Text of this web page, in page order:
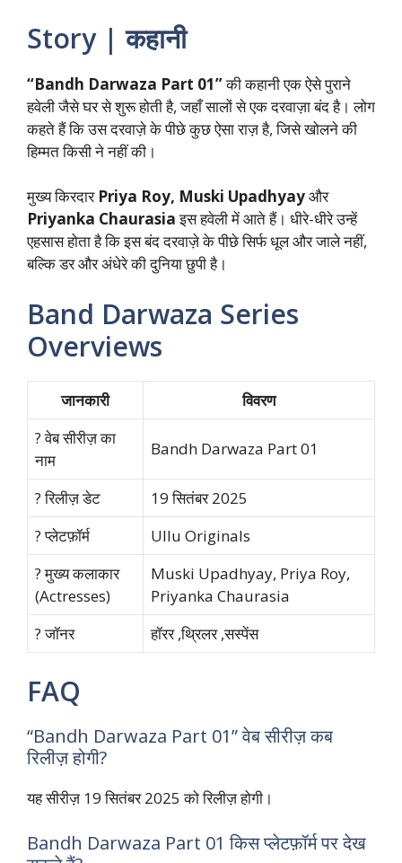
Story | कहानी
“Bandh Darwaza Part 01”की कहानी एक ऐसे पुराने
हवेली जैसे घर से शुरू होती है, जहाँ सालों से एक दरवाज़ा बंद है। लोग
कहते हैं कि उस दरवाज़े के पीछे कुछ ऐसा राज़ है, जिसे खोलने की
हिम्मत किसी ने नहीं की।
मुख्य किरदार Priya Roy, Muski Upadhyayऔर
Priyanka Chaurasiaइस हवेली में आते हैं। धीरे-धीरे उन्हें
एहसास होता है कि इस बंद दरवाज़े के पीछे सिर्फ धूल और जाले नहीं,
बल्कि डर और अंधेरे की दुनिया छुपी है।
Band Darwaza Series
Overviews
जानकारी
विवरण
? वेब सीरीज़ का
नाम
Bandh Darwaza Part 01
? रिलीज़ डेट
19 सितंबर 2025
? प्लेटफ़ॉर्म
Ullu Originals
? मुख्य कलाकार
(Actresses)
Muski Upadhyay, Priya Roy,
Priyanka Chaurasia
?️ जॉनर
हॉरर ,थ्रिलर ,सस्पेंस
FAQ
“Bandh Darwaza Part 01” वेब सीरीज़ कब
रिलीज़ होगी?
यह सीरीज़ 19 सितंबर 2025 को रिलीज़ होगी।
Bandh Darwaza Part 01 किस प्लेटफ़ॉर्म पर देख